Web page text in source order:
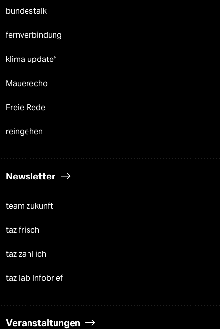
bundestalk
fernverbindung
klima update°
Mauerecho
Freie Rede
reingehen
Newsletter
team zukunft
taz frisch
taz zahl ich
taz lab Infobrief
Veranstaltungen